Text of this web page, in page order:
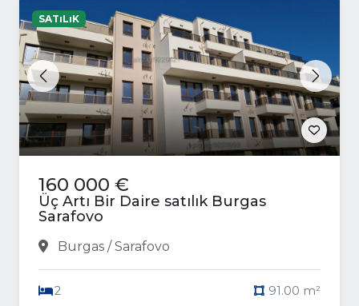
Previous Next
SATıLıK
160 000 €
Üç Artı Bir Daire satılık Burgas
Sarafovo
Burgas / Sarafovo
2 91.00 m²